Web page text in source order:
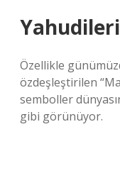
Özellikle
özdeşleştirilen
semboller
gibi görünüyor.